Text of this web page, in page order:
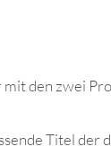
den zwei
Titel der